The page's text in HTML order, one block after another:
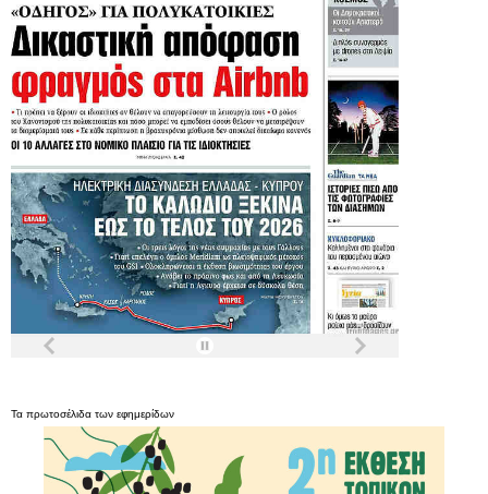
Τα πρωτοσέλιδα των εφημερίδων